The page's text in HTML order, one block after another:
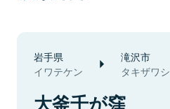
岩手県
イワテケン
滝沢市
タキザワシ
大釜千が窪